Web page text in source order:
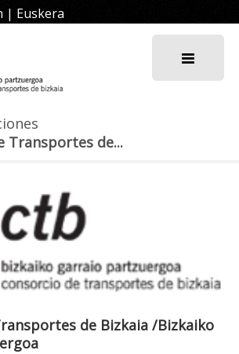
| Euskera
Transportes de...
de Bizkaia /Bizkaiko